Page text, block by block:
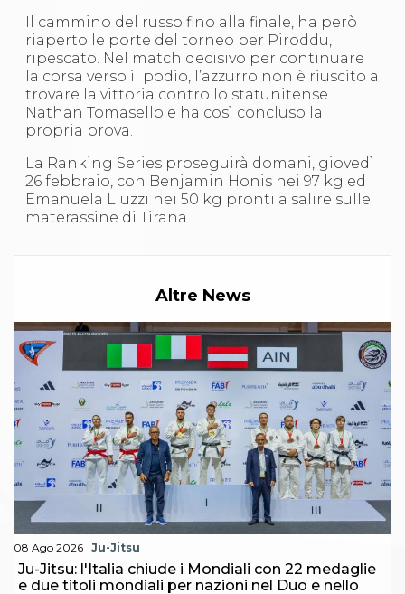
Newsletter
Catalogo formativo
Webinar
Corsi Monotematici
Corsi di Specializzazione
Corsi FIJLKAM-FISDIR
Corsi Preparatore Fisico
Edutraining class - Didattica infantile
Corso dirigenti sportivi
Corso Direttore di Gara
Abilitazioni
Sportello Fiscale
Quesiti fiscali
Sostenibilità
Documenti
Il cammino del russo fino alla finale, ha però
riaperto le porte del torneo per Piroddu,
ripescato. Nel match decisivo per continuare
la corsa verso il podio, l’azzurro non è riuscito a
trovare la vittoria contro lo statunitense
Nathan Tomasello e ha così concluso la
propria prova.
La Ranking Series proseguirà domani, giovedì
26 febbraio, con Benjamin Honis nei 97 kg ed
Emanuela Liuzzi nei 50 kg pronti a salire sulle
materassine di Tirana.
Altre News
08 Ago 2026 Ju-Jitsu
Ju-Jitsu: l'Italia chiude i Mondiali con 22 medaglie
e due titoli mondiali per nazioni nel Duo e nello